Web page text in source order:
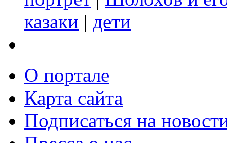
казаки | дети
О портале
Карта сайта
Подписаться на